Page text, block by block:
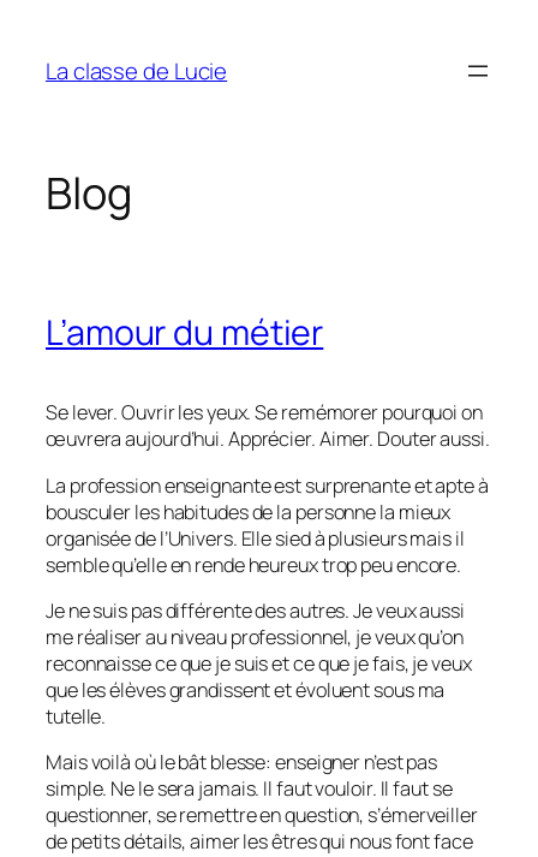
contenu
La classe de Lucie
Blog
L’amour du métier
Se lever. Ouvrir les yeux. Se remémorer pourquoi on
œuvrera aujourd’hui. Apprécier. Aimer. Douter aussi.
La profession enseignante est surprenante et apte à
bousculer les habitudes de la personne la mieux
organisée de l’Univers. Elle sied à plusieurs mais il
semble qu’elle en rende heureux trop peu encore.
Je ne suis pas différente des autres. Je veux aussi
me réaliser au niveau professionnel, je veux qu’on
reconnaisse ce que je suis et ce que je fais, je veux
que les élèves grandissent et évoluent sous ma
tutelle.
Mais voilà où le bât blesse: enseigner n’est pas
simple. Ne le sera jamais. Il faut vouloir. Il faut se
questionner, se remettre en question, s’émerveiller
de petits détails, aimer les êtres qui nous font face